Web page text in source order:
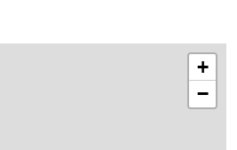
+
−